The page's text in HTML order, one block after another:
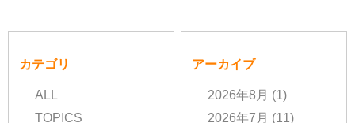
カテゴリ
ALL
TOPICS
アーカイブ
2026年8月 (1)
2026年7月 (11)